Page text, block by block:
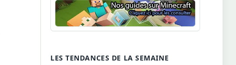
Guide Minecraft
LES TENDANCES DE LA SEMAINE